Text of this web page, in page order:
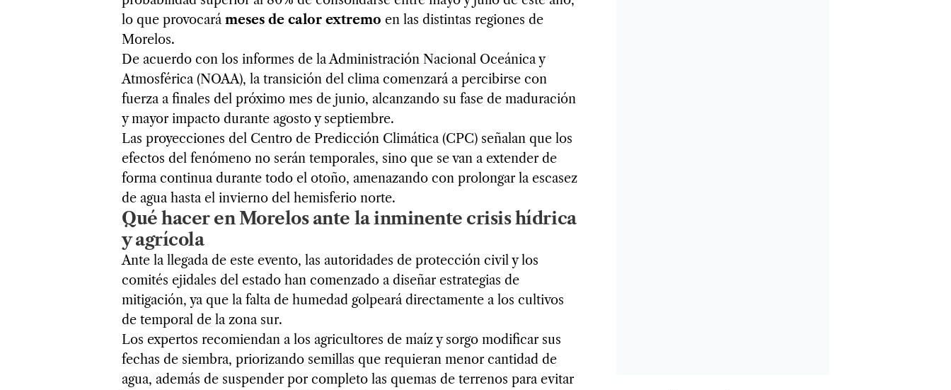
lo que provocará meses de calor extremo en las distintas regiones de
Morelos.
De acuerdo con los informes de la Administración Nacional Oceánica y
Atmosférica (NOAA), la transición del clima comenzará a percibirse con
fuerza a finales del próximo mes de junio, alcanzando su fase de maduración
y mayor impacto durante agosto y septiembre.
Las proyecciones del Centro de Predicción Climática (CPC) señalan que los
efectos del fenómeno no serán temporales, sino que se van a extender de
forma continua durante todo el otoño, amenazando con prolongar la escasez
de agua hasta el invierno del hemisferio norte.
Qué hacer en Morelos ante la inminente crisis hídrica
y agrícola
Ante la llegada de este evento, las autoridades de protección civil y los
comités ejidales del estado han comenzado a diseñar estrategias de
mitigación, ya que la falta de humedad golpeará directamente a los cultivos
de temporal de la zona sur.
Los expertos recomiendan a los agricultores de maíz y sorgo modificar sus
fechas de siembra, priorizando semillas que requieran menor cantidad de
agua, además de suspender por completo las quemas de terrenos para evitar